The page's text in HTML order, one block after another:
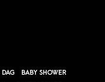
BABY SHOWER